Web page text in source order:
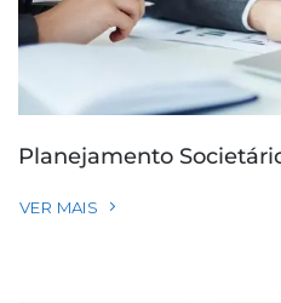
Planejamento
VER MAIS